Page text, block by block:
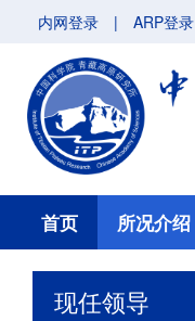
内网登录 | ARP登录
首页 所况介绍
现任领导